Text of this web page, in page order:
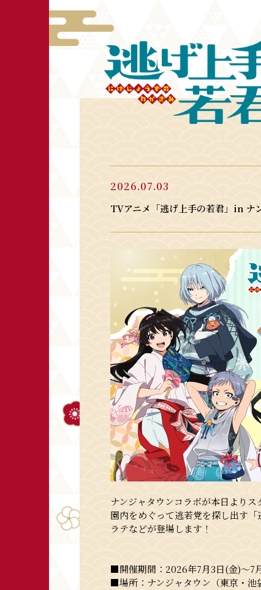
2026.07.03
TVアニメ「逃げ上手の若君」in ナ
ナンジャタウンコラボが本日よりス
園内をめぐって逃若党を探し出す
ラテなどが登場します！
■開催期間：2026年7月3日(金)～7
■場所：ナンジャタウン（東京・池